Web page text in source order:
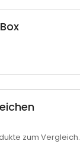
zum Vergleich.